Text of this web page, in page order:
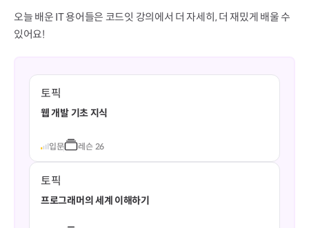
오늘 배운 IT 용어들은 코드잇 강의에서 더 자세히, 더 재밌게 배울 수
있어요!
토픽
웹 개발 기초 지식
입문 레슨 26
토픽
프로그래머의 세계 이해하기